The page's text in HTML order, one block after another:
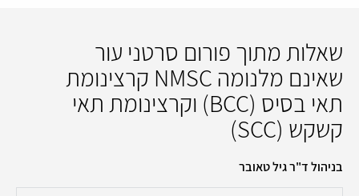
שאלות מתוך פורום סרטני עור
שאינם מלנומה NMSC קרצינומת
תאי בסיס (BCC) וקרצינומת תאי
קשקש (SCC)
בניהול ד"ר גיל טאובר